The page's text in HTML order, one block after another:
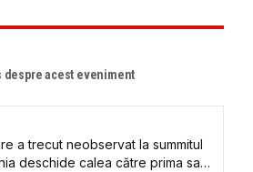
despre acest eveniment
a trecut neobservat la summitul
deschide calea către prima sa